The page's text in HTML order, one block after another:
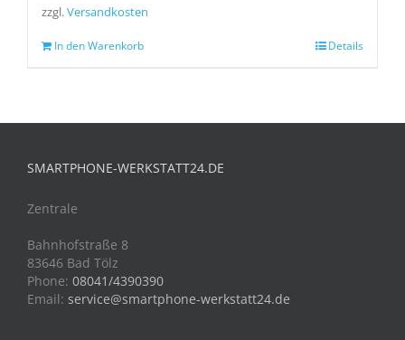
zzgl.Versandkosten
In den Warenkorb Details
SMARTPHONE-WERKSTATT24.DE
Zentrale
Bahnhofstraße 8
83646 Bad Tölz
Phone: 08041/4390390
Email: service@smartphone-werkstatt24.de